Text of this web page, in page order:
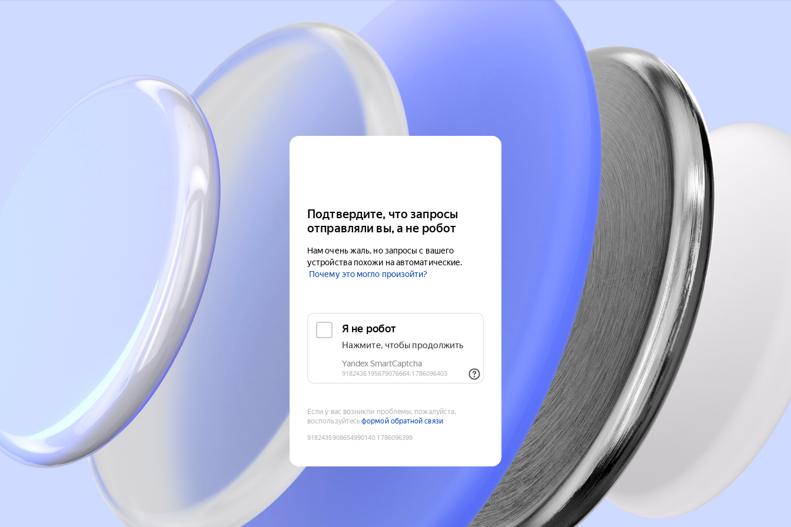
Подтвердите, что запросы
отправляли вы, а не робот
Нам очень жаль, но запросы с вашего
устройства похожи на автоматические.
Почему это могло произойти?
Если у вас возникли проблемы, пожалуйста,
воспользуйтесьформой обратной связи
9182435908654990140:1786096399